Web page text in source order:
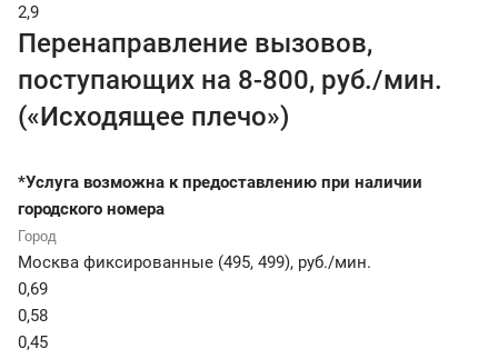
2,9
Перенаправление вызовов,
поступающих на 8-800, руб./мин.
(«Исходящее плечо»)
*Услуга возможна к предоставлению при наличии
городского номера
Москва фиксированные (495, 499), руб./мин.
0,69
0,58
0,45